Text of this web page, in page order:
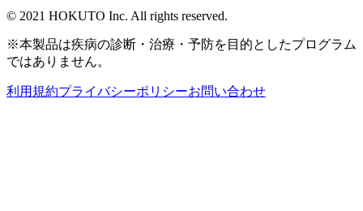
© 2021 HOKUTO Inc. All rights reserved.
※本製品は疾病の診断・治療・予防を目的としたプログラム
ではありません。
利用規約プライバシーポリシーお問い合わせ